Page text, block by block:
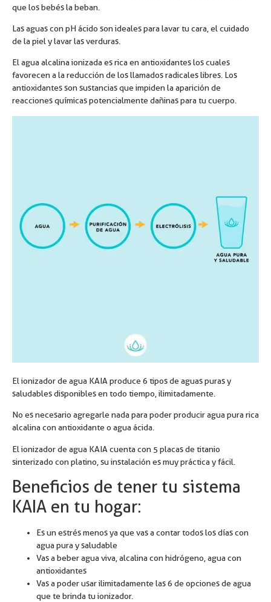
que los bebés la beban.
Las aguas con pH ácido son ideales para lavar tu cara, el cuidado
de la piel y lavar las verduras.
El agua alcalina ionizada es rica en antioxidantes los cuales
favorecen a la reducción de los llamados radicales libres. Los
antioxidantes son sustancias que impiden la aparición de
reacciones químicas potencialmente dañinas para tu cuerpo.
El ionizador de agua KAIA produce 6 tipos de aguas puras y
saludables disponibles en todo tiempo, ilimitadamente.
No es necesario agregarle nada para poder producir agua pura rica
alcalina con antioxidante o agua ácida.
El ionizador de agua KAIA cuenta con 5 placas de titanio
sinterizado con platino, su instalación es muy práctica y fácil.
Beneficios de tener tu sistema
KAIA en tu hogar:
Es un estrés menos ya que vas a contar todos los días con
agua pura y saludable
Vas a beber agua viva, alcalina con hidrógeno, agua con
antioxidantes
Vas a poder usar ilimitadamente las 6 de opciones de agua
que te brinda tu ionizador.